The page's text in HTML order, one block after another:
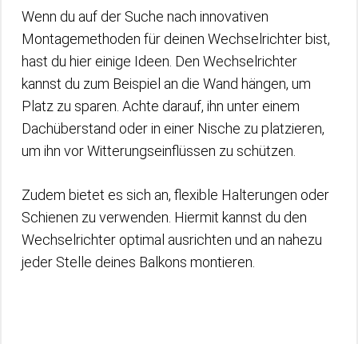
Wenn du auf der Suche nach innovativen
Montagemethoden für deinen Wechselrichter bist,
hast du hier einige Ideen. Den Wechselrichter
kannst du zum Beispiel an die Wand hängen, um
Platz zu sparen. Achte darauf, ihn unter einem
Dachüberstand oder in einer Nische zu platzieren,
um ihn vor Witterungseinflüssen zu schützen.
Zudem bietet es sich an, flexible Halterungen oder
Schienen zu verwenden. Hiermit kannst du den
Wechselrichter optimal ausrichten und an nahezu
jeder Stelle deines Balkons montieren.